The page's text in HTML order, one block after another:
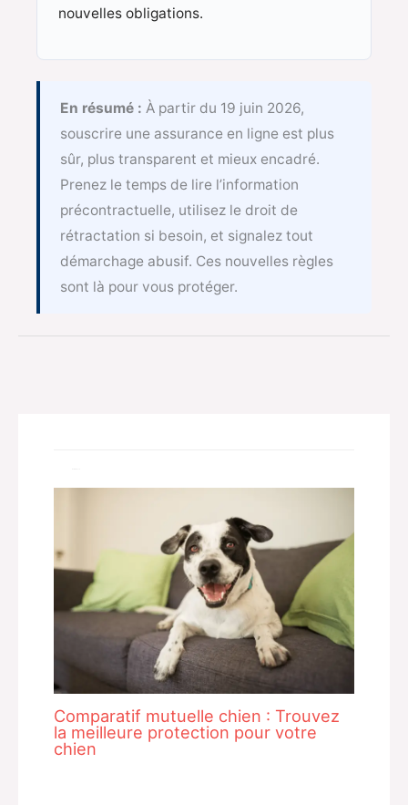
nouvelles obligations.
En résumé : À partir du 19 juin 2026,
souscrire une assurance en ligne est plus
sûr, plus transparent et mieux encadré.
Prenez le temps de lire l’information
précontractuelle, utilisez le droit de
rétractation si besoin, et signalez tout
démarchage abusif. Ces nouvelles règles
sont là pour vous protéger.
Comparatif mutuelle chien : Trouvez
la meilleure protection pour votre
chien